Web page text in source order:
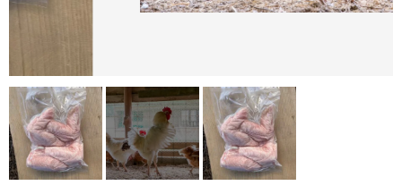
SHOPPING GUIDE
ショッピングガイド
PRIVACY
プライバシーポリシー